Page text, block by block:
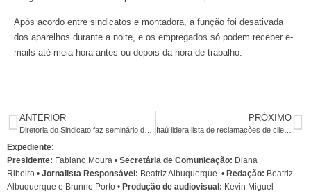
Após acordo entre sindicatos e montadora, a função foi desativada
dos aparelhos durante a noite, e os empregados só podem receber e-
mails até meia hora antes ou depois da hora de trabalho.
ANTERIOR
Diretoria do Sindicato faz seminário de planejamento nesta sexta e sábado
PRÓXIMO
Itaú lidera lista de reclamações de clientes no Procon em 2011
Expediente:
Presidente: Fabiano Moura • Secretária de Comunicação: Diana
Ribeiro • Jornalista Responsável: Beatriz Albuquerque • Redação: Beatriz
Albuquerque e Brunno Porto • Produção de audiovisual: Kevin Miguel